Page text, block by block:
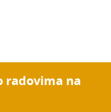
radovima na